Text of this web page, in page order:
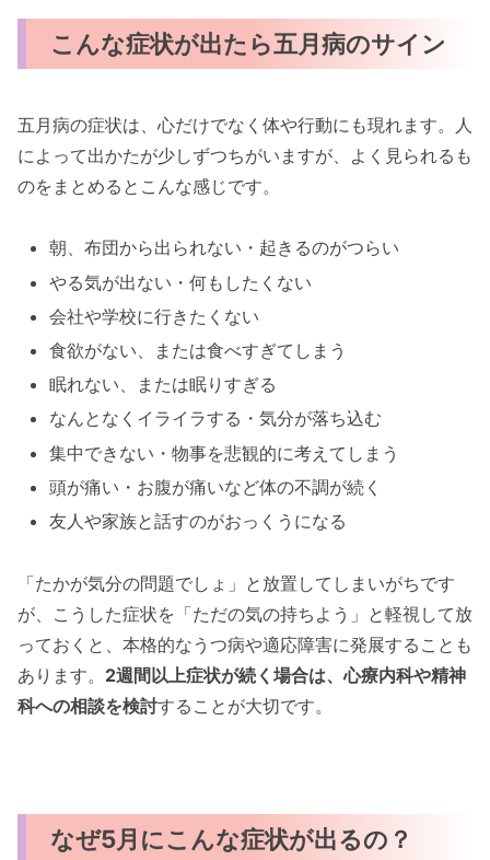
こんな症状が出たら五月病のサイン
五月病の症状は、心だけでなく体や行動にも現れます。人
によって出かたが少しずつちがいますが、よく見られるも
のをまとめるとこんな感じです。
朝、布団から出られない・起きるのがつらい
やる気が出ない・何もしたくない
会社や学校に行きたくない
食欲がない、または食べすぎてしまう
眠れない、または眠りすぎる
なんとなくイライラする・気分が落ち込む
集中できない・物事を悲観的に考えてしまう
頭が痛い・お腹が痛いなど体の不調が続く
友人や家族と話すのがおっくうになる
「たかが気分の問題でしょ」と放置してしまいがちです
が、こうした症状を「ただの気の持ちよう」と軽視して放
っておくと、本格的なうつ病や適応障害に発展することも
あります。 2週間以上症状が続く場合は、心療内科や精神
科への相談を検討することが大切です。
なぜ5月にこんな症状が出るの？